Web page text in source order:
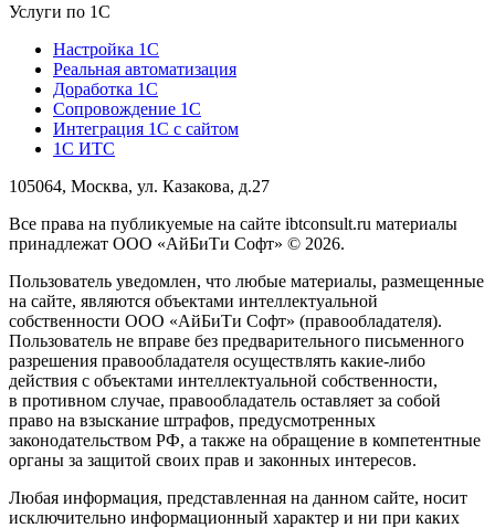
Услуги по 1С
Настройка 1С
Реальная автоматизация
Доработка 1С
Сопровождение 1С
Интеграция 1С с сайтом
1С ИТС
105064, Москва, ул. Казакова, д.27
Все права на публикуемые на сайте ibtconsult.ru материалы
принадлежат ООО «АйБиТи Софт» © 2026.
Пользователь уведомлен, что любые материалы, размещенные
на сайте, являются объектами интеллектуальной
собственности ООО «АйБиТи Софт» (правообладателя).
Пользователь не вправе без предварительного письменного
разрешения правообладателя осуществлять какие-либо
действия с объектами интеллектуальной собственности,
в противном случае, правообладатель оставляет за собой
право на взыскание штрафов, предусмотренных
законодательством РФ, а также на обращение в компетентные
органы за защитой своих прав и законных интересов.
Любая информация, представленная на данном сайте, носит
исключительно информационный характер и ни при каких